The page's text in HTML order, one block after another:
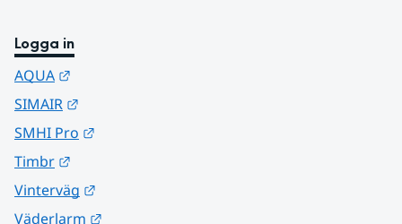
Logga in
AQUA
SIMAIR
SMHI Pro
Timbr
Vinterväg
Väderlarm